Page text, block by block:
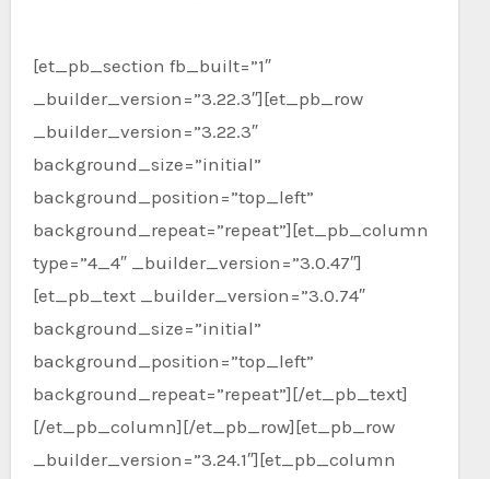
[et_pb_section fb_built=”1″
_builder_version=”3.22.3″][et_pb_row
_builder_version=”3.22.3″
background_size=”initial”
background_position=”top_left”
background_repeat=”repeat”][et_pb_column
type=”4_4″ _builder_version=”3.0.47″]
[et_pb_text _builder_version=”3.0.74″
background_size=”initial”
background_position=”top_left”
background_repeat=”repeat”][/et_pb_text]
[/et_pb_column][/et_pb_row][et_pb_row
_builder_version=”3.24.1″][et_pb_column